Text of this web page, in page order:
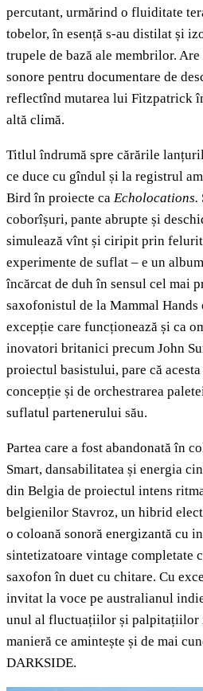
percutant, urmărind o fluiditate
tobelor, în esență s-au distilat și
trupele de bază ale membrilor.
sonore pentru documentare de
reflectînd mutarea lui Fitzpatrick
altă climă.
Titlul îndrumă spre cărările
ce duce cu gîndul și la registrul
Bird în proiecte ca Echolocations.
coborîșuri, pante abrupte și
simulează vînt și ciripit prin
experimente de suflat – e un
încărcat de duh în sensul cel mai
saxofonistul de la Mammal
excepție care funcționează și ca
inovatori britanici precum John
proiectul basistului, pare că
concepție și de orchestrarea
suflatul partenerului său.
Partea care a fost abandonată în
Smart, dansabilitatea și energia
din Belgia de proiectul intens
belgienilor Stavroz, un hibrid
o coloană sonoră energizantă cu
sintetizatoare vintage completate
saxofon în duet cu chitare. Cu
invitat la voce pe australianul
unul al fluctuațiilor și palpitațiilor
manieră ce amintește și de mai
DARKSIDE.